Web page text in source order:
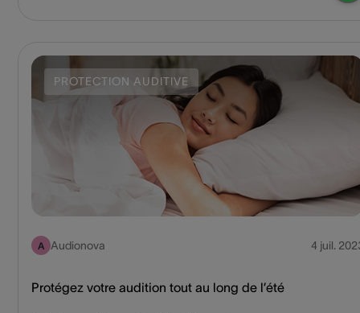
pour vos oreilles.
PROTECTION AUDITIVE
A Audionova 4 juil.
Protégez votre audition tout au long de l’été